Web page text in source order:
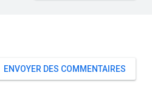
ENVOYER DES COMMENTAIRES